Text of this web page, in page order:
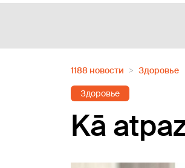
1188 новости Здоровье
Здоровье
Kā